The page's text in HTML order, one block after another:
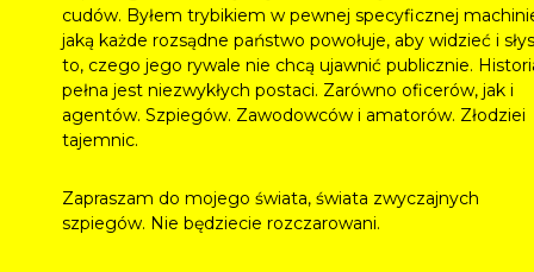
cudów. Byłem trybikiem w pewnej specyficznej
jaką każde rozsądne państwo powołuje, aby widzieć i
to, czego jego rywale nie chcą ujawnić publicznie.
pełna jest niezwykłych postaci. Zarówno oficerów, jak i
agentów. Szpiegów. Zawodowców i amatorów. Złodziei
tajemnic.
Zapraszam do mojego świata, świata zwyczajnych
szpiegów. Nie będziecie rozczarowani.